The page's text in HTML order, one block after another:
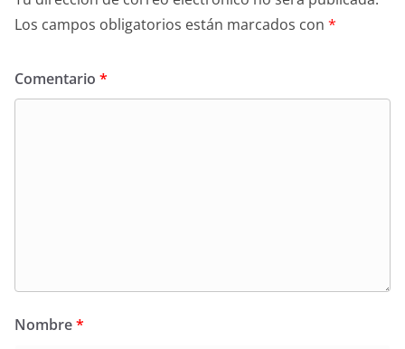
Los campos obligatorios están marcados con *
Comentario *
Nombre*